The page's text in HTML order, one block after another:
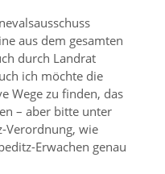
aus dem gesamten
durch Landrat
ich möchte die
Wege zu finden, das
– aber bitte unter
Verordnung, wie
Erwachen genau